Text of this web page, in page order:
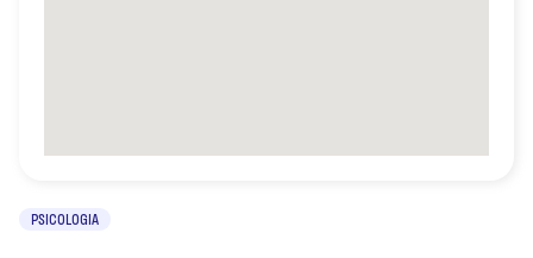
PSICOLOGIA